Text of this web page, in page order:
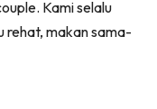
Kami selalu
rehat, makan sama-